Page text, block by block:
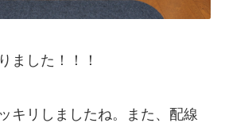
ました！！！
キリしましたね。また、配線